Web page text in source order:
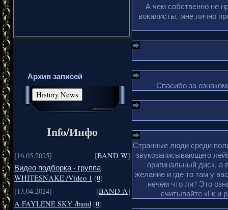
Архив записей
Info/Инфо
[16.05.2025] [BAND W]
Видео подборка - группа
WHITESNAKE /Video 1 (0)
[13.04.2024]
[BAND A]
A FAYLENE SKY /band (0)
А чем собственно не
вокалисты, мне лично
Спасибо за
Странные люди среди
звукозаписывающего
оригинальный диск, а
желание и где то там у
нечем что ли? Это
считывайте кГк и